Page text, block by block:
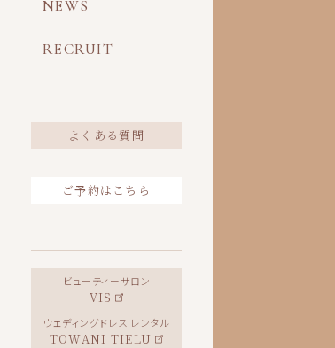
NEWS
RECRUIT
よくある質問
ご予約はこちら
ビューティーサロン
VIS
ウェディングドレス レンタル
TOWANI TIELU